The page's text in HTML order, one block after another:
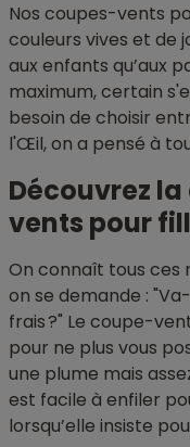
Nos coupes-vents
couleurs vives et de
aux enfants qu’aux
maximum, certain
besoin de choisir
l'Œil, on a pensé à
Découvrez
vents pour
On connaît tous ces
on se demande :
frais ?" Le coupe-
pour ne plus vous
une plume mais
est facile à enfiler
lorsqu’elle insiste